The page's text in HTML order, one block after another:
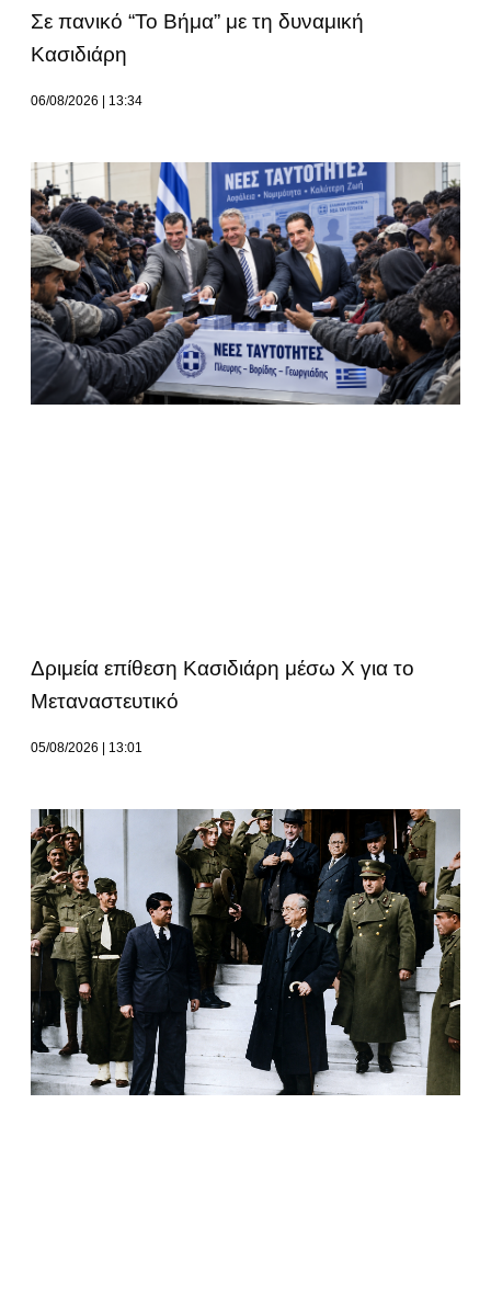
Σε πανικό “Το Βήμα” με τη δυναμική
Κασιδιάρη
06/08/2026 13:34
Δριμεία επίθεση Κασιδιάρη μέσω Χ για το
Μεταναστευτικό
05/08/2026 13:01